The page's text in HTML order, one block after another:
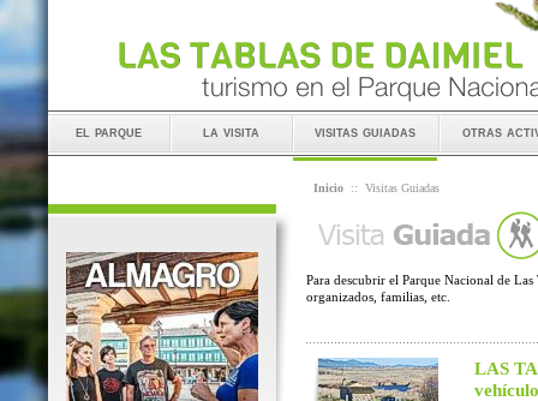
el parque la visita visitas guiadas otras
Inicio :: Visitas Guiadas
Para descubrir el Parque Nacional de
organizados, familias, etc.
LAS
vehículo